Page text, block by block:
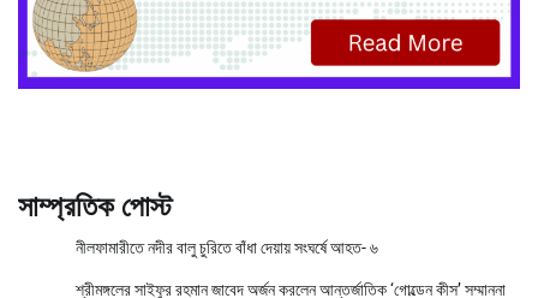
সাম্প্রতিক পোস্ট
নীলফামারীতে নদীর বালু চুরিতে বাঁধা দেয়ায় সংঘর্ষে আহত- ৬
শ্রীমঙ্গলের সাইফুর রহমান জাবেদ অর্জন করলেন আন্তর্জাতিক ‘গোল্ডেন কীস’ সম্মাননা